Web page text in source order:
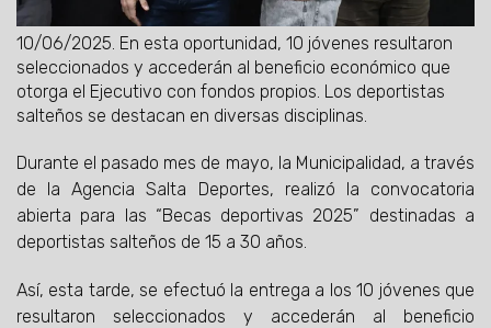
10/06/2025. En esta oportunidad, 10 jóvenes resultaron
seleccionados y accederán al beneficio económico que
otorga el Ejecutivo con fondos propios. Los deportistas
salteños se destacan en diversas disciplinas.
Durante el pasado mes de mayo, la Municipalidad, a través
de la Agencia Salta Deportes, realizó la convocatoria
abierta para las “Becas deportivas 2025” destinadas a
deportistas salteños de 15 a 30 años.
Así, esta tarde, se efectuó la entrega a los 10 jóvenes que
resultaron seleccionados y accederán al beneficio